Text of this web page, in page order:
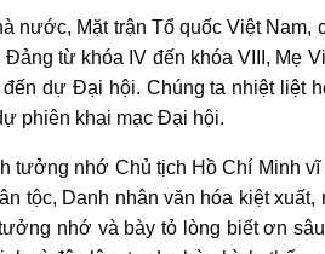
nước, Mặt trận Tổ quốc Việt Nam,
từ khóa IV đến khóa VIII, Mẹ
dự Đại hội. Chúng ta nhiệt liệt
phiên khai mạc Đại hội.
tưởng nhớ Chủ tịch Hồ Chí Minh vĩ
tộc, Danh nhân văn hóa kiệt xuất,
nhớ và bày tỏ lòng biết ơn